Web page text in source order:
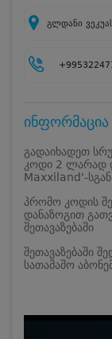
გლდანი
ინფორმაცია
გადაიხადეთ
კოდი 2 ლარად
Maxxiland'-სგან
პრომო კოდის
დანაზოგით
შეთავაზებაში
შეთავაზებაში
სათამაშო